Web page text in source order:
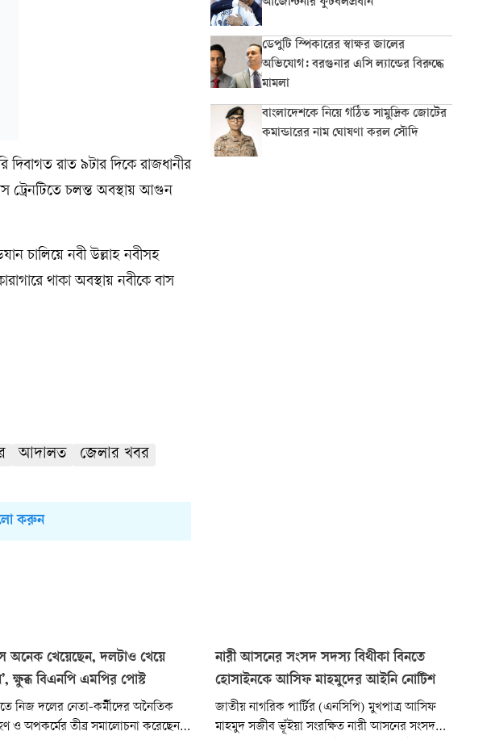
রাত ৯টার দিকে রাজধানীর
ট্রেনটিতে চলন্ত অবস্থায় আগুন
চালিয়ে নবী উল্লাহ নবীসহ
থাকা অবস্থায় নবীকে বাস
আদালত
জেলার খবর
করুন
আর্জেন্টিনার ফুটবলপ্রধান
ডেপুটি স্পিকারের স্বাক্ষর জালের
অভিযোগ: বরগুনার এসি ল্যান্ডের বিরুদ্ধে
মামলা
বাংলাদেশকে নিয়ে গঠিত সামুদ্রিক জোটের
কমান্ডারের নাম ঘোষণা করল সৌদি
অনেক খেয়েছেন, দলটাও খেয়ে
ক্ষুব্ধ বিএনপি এমপির পোস্ট
নিজ দলের নেতা-কর্মীদের অনৈতিক
ও অপকর্মের তীব্র সমালোচনা করেছেন
নারী আসনের সংসদ সদস্য বিথীকা বিনতে
হোসাইনকে আসিফ মাহমুদের আইনি নোটিশ
জাতীয় নাগরিক পার্টির (এনসিপি) মুখপাত্র আসিফ
মাহমুদ সজীব ভূঁইয়া সংরক্ষিত নারী আসনের সংসদ